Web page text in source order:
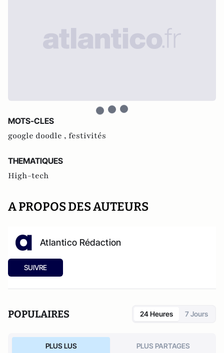
MOTS-CLES
google doodle , festivités
THEMATIQUES
High-tech
A PROPOS DES AUTEURS
Atlantico Rédaction
SUIVRE
POPULAIRES 24 Heures 7 Jours
PLUS LUS PLUS PARTAGES